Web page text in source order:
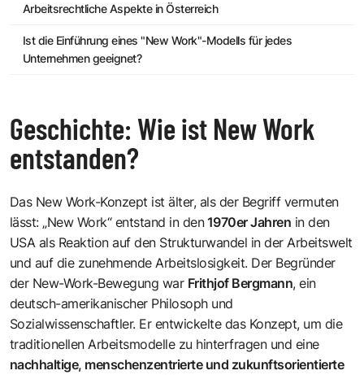
Arbeitsrechtliche Aspekte in Österreich
Ist die Einführung eines "New Work"-Modells für jedes
Unternehmen geeignet?
Geschichte: Wie ist New Work
entstanden?
Das New Work-Konzept ist älter, als der Begriff vermuten
lässt: „New Work“ entstand in den1970er Jahren in den
USA als Reaktion auf den Strukturwandel in der Arbeitswelt
und auf die zunehmende Arbeitslosigkeit. Der Begründer
der New-Work-Bewegung war Frithjof Bergmann, ein
deutsch-amerikanischer Philosoph und
Sozialwissenschaftler. Er entwickelte das Konzept, um die
traditionellen Arbeitsmodelle zu hinterfragen und eine
nachhaltige, menschenzentrierte und zukunftsorientierte